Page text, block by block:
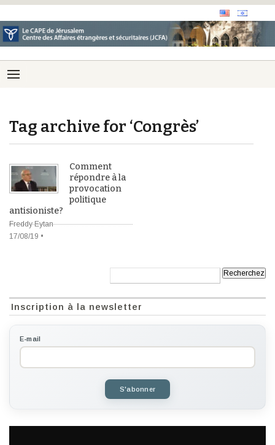
Tag archive for ‘Congrès’
Comment
répondre à la
provocation
politique
antisioniste?
Freddy Eytan
17/08/19 •
Inscription à la newsletter
E-mail
S'abonner